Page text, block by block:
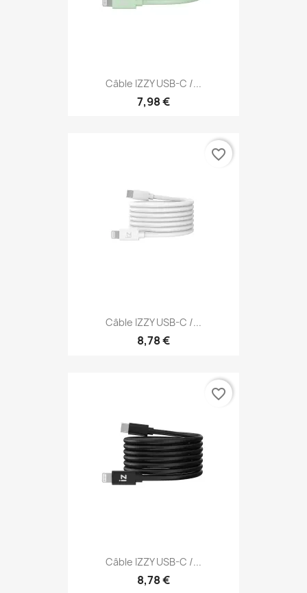
Câble IZZY USB-C /...
7,98 €
Câble IZZY USB-C /...
8,78 €
favorite_border
Câble IZZY USB-C /...
8,78 €
favorite_border